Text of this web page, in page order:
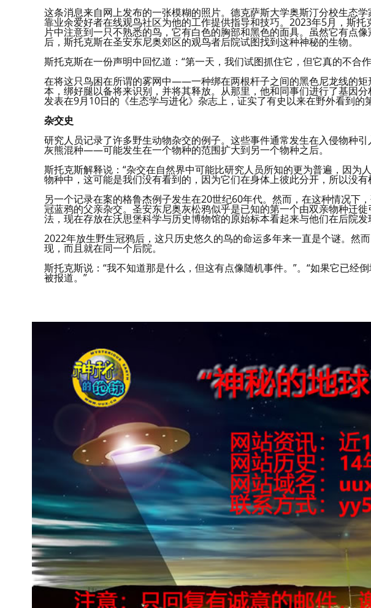
这条消息来自网上发布的一张模糊的照片。德克萨斯大学奥斯汀分校生态
靠业余爱好者在线观鸟社区为他的工作提供指导和技巧。2023年5月，斯托
片中注意到一只不熟悉的鸟，它有白色的胸部和黑色的面具。虽然它有点
后，斯托克斯在圣安东尼奥郊区的观鸟者后院试图找到这种神秘的生物。
斯托克斯在一份声明中回忆道：“第一天，我们试图抓住它，但它真的不合
在将这只鸟困在所谓的雾网中——一种绑在两根杆子之间的黑色尼龙线的
本，绑好腿以备将来识别，并将其释放。从那里，他和同事们进行了基因
发表在9月10日的《生态学与进化》杂志上，证实了有史以来在野外看到的
杂交史
研究人员记录了许多野生动物杂交的例子。这些事件通常发生在入侵物种
灰熊混种——可能发生在一个物种的范围扩大到另一个物种之后。
斯托克斯解释说：“杂交在自然界中可能比研究人员所知的更为普遍，因为
物种中，这可能是我们没有看到的，因为它们在身体上彼此分开，所以没有
另一个记录在案的格鲁杰例子发生在20世纪60年代。然而，在这种情况下
冠蓝鸦的父亲杂交。圣安东尼奥灰松鸦似乎是已知的第一个由双亲物种迁
法，现在存放在沃思堡科学与历史博物馆的原始标本看起来与他们在后院
2022年放生野生冠鸦后，这只历史悠久的鸟的命运多年来一直是个谜。然
现，而且就在同一个后院。
斯托克斯说：“我不知道那是什么，但这有点像随机事件。”。“如果它已经
被报道。”